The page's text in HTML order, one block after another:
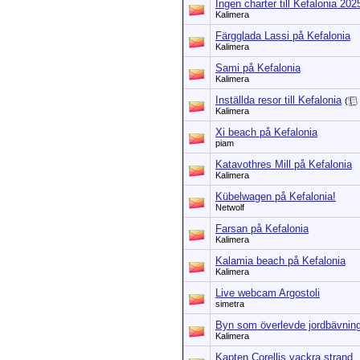
Ingen charter till Kefalonia
Kalimera
Färgglada Lassi på Kefalonia
Kalimera
Sami på Kefalonia
Kalimera
Inställda resor till Kefalonia (
Kalimera
Xi beach på Kefalonia
piam
Katavothres Mill på Kefalonia
Kalimera
Kübelwagen på Kefalonia!
Netwolf
Farsan på Kefalonia
Kalimera
Kalamia beach på Kefalonia
Kalimera
Live webcam Argostoli
simetra
Byn som överlevde
Kalimera
Kapten Corellis vackra strand